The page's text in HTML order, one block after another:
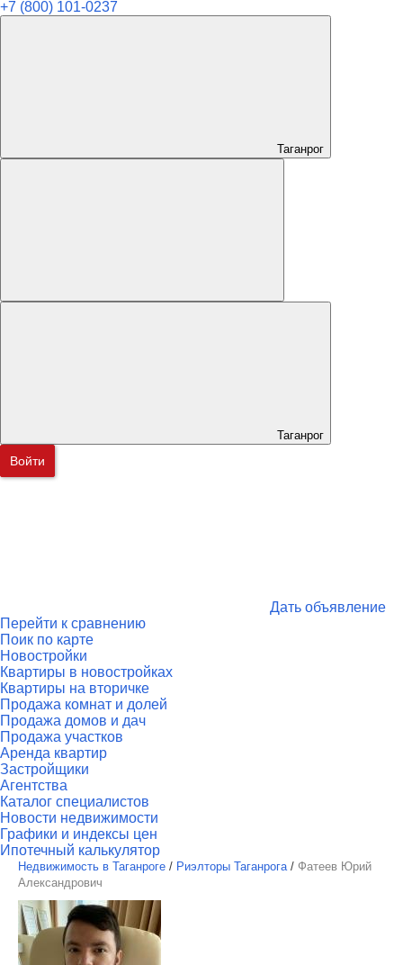
+7 (800) 101-0237
Таганрог
Таганрог
Войти
Дать объявление
Перейти к сравнению
Поик по карте
Новостройки
Квартиры в новостройках
Квартиры на вторичке
Продажа комнат и долей
Продажа домов и дач
Продажа участков
Аренда квартир
Застройщики
Агентства
Каталог специалистов
Новости недвижимости
Графики и индексы цен
Ипотечный калькулятор
Недвижимость в Таганроге / Риэлторы Таганрога / Фатеев Юрий
Александрович